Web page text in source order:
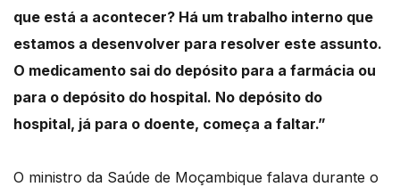
que está a acontecer? Há um trabalho interno que
estamos a desenvolver para resolver este assunto.
O medicamento sai do depósito para a farmácia ou
para o depósito do hospital. No depósito do
hospital, já para o doente, começa a faltar.”
O ministro da Saúde de Moçambique falava durante o